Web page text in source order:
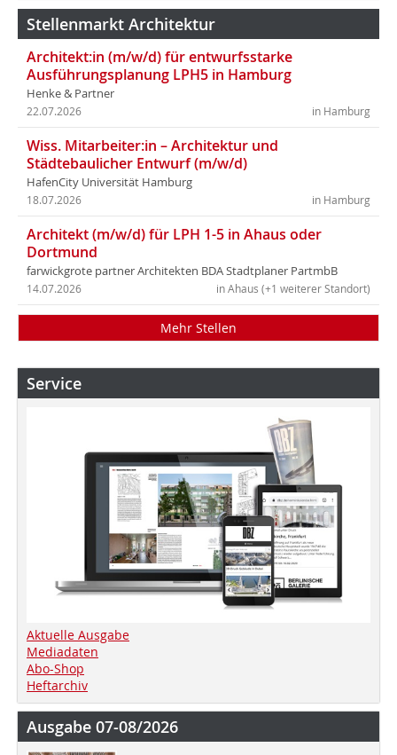
Stellenmarkt Architektur
Architekt:in (m/w/d) für entwurfsstarke
Ausführungsplanung LPH5 in Hamburg
Henke & Partner
in Hamburg
22.07.2026
Wiss. Mitarbeiter:in – Architektur und
Städtebaulicher Entwurf (m/w/d)
HafenCity Universität Hamburg
in Hamburg
18.07.2026
Architekt (m/w/d) für LPH 1-5 in Ahaus oder
Dortmund
farwickgrote partner Architekten BDA Stadtplaner PartmbB
in Ahaus (+1 weiterer Standort)
14.07.2026
Mehr Stellen
Service
Aktuelle Ausgabe
Mediadaten
Abo-Shop
Heftarchiv
Ausgabe 07-08/2026